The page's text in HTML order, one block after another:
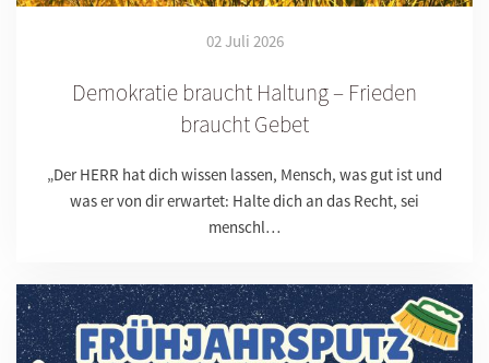
02 Juli 2026
Demokratie braucht Haltung – Frieden
braucht Gebet
„Der HERR hat dich wissen lassen, Mensch, was gut ist und
was er von dir erwartet: Halte dich an das Recht, sei
menschl…